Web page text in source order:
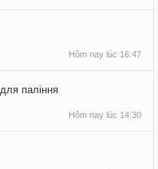
Hôm nay lúc 16:47
паління
Hôm nay lúc 14:30